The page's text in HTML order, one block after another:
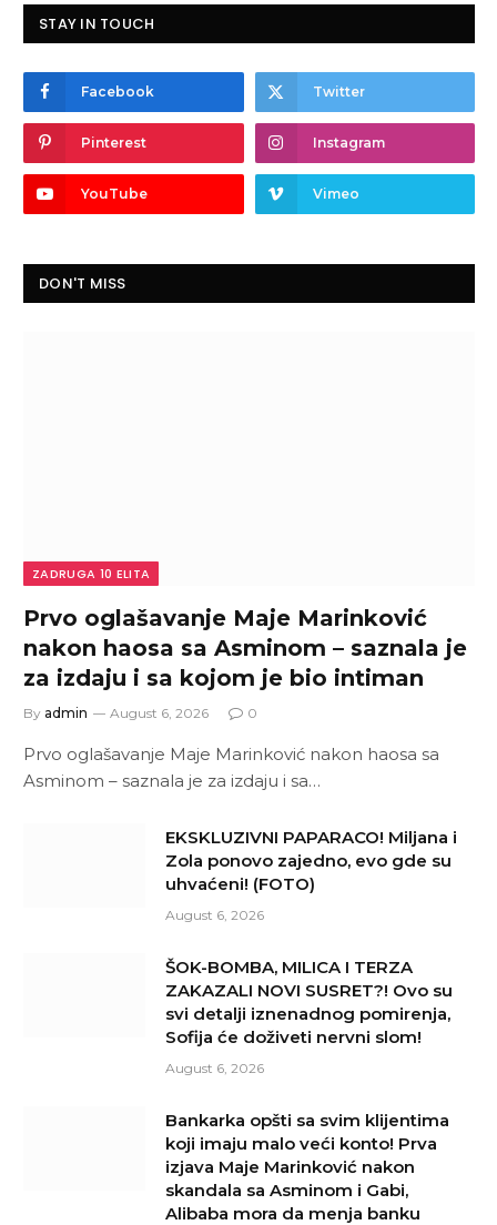
STAY IN TOUCH
Facebook Twitter
Pinterest Instagram
YouTube Vimeo
DON'T MISS
ZADRUGA 10 ELITA
Prvo oglašavanje Maje Marinković
nakon haosa sa Asminom – saznala je
za izdaju i sa kojom je bio intiman
By admin August 6, 2026 0
Prvo oglašavanje Maje Marinković nakon haosa sa
Asminom – saznala je za izdaju i sa…
EKSKLUZIVNI PAPARACO! Miljana i
Zola ponovo zajedno, evo gde su
uhvaćeni! (FOTO)
August 6, 2026
ŠOK-BOMBA, MILICA I TERZA
ZAKAZALI NOVI SUSRET?! Ovo su
svi detalji iznenadnog pomirenja,
Sofija će doživeti nervni slom!
August 6, 2026
Bankarka opšti sa svim klijentima
koji imaju malo veći konto! Prva
izjava Maje Marinković nakon
skandala sa Asminom i Gabi,
Alibaba mora da menja banku